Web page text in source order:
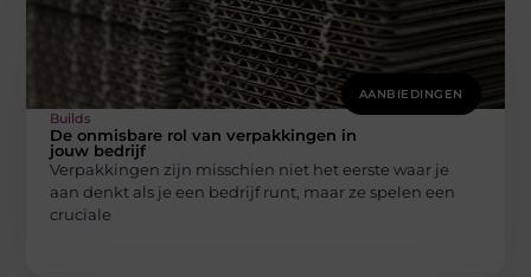
AANBIEDINGEN
Builds
De onmisbare rol van verpakkingen in
jouw bedrijf
Verpakkingen zijn misschien niet het eerste waar je
aan denkt als je een bedrijf runt, maar ze spelen een
cruciale